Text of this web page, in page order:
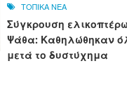
ΤΟΠΙΚΑ ΝΕΑ
Σύγκρουση
Ψάθα: Καθηλώθηκαν
μετά το δυστύχημα